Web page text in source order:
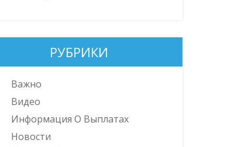
РУБРИКИ
Важно
Видео
Информация О Выплатах
Новости